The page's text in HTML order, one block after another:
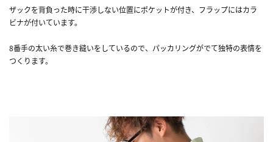
ザックを背負った時に干渉しない位置にポケットが付き、フラップにはカラ
ビナが付いています。
8番手の太い糸で巻き縫いをしているので、パッカリングがでて独特の表情を
つくります。